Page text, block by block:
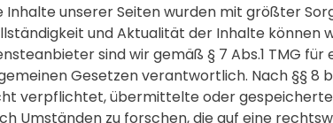
Inhalte unserer Seiten wurden mit größter
und Aktualität der Inhalte können
sind wir gemäß § 7 Abs.1 TMG
Gesetzen verantwortlich. Nach §§ 8
verpflichtet, übermittelte oder
Umständen zu forschen, die auf eine